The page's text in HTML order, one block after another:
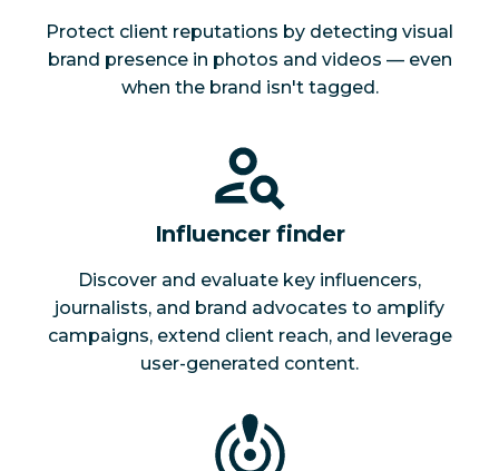
Protect client reputations by detecting visual
brand presence in photos and videos — even
when the brand isn't tagged.
Influencer finder
Discover and evaluate key influencers,
journalists, and brand advocates to amplify
campaigns, extend client reach, and leverage
user-generated content.